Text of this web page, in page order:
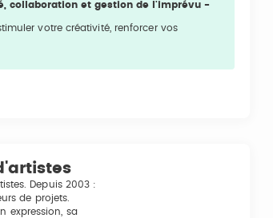
collaboration et gestion de l'imprévu -
votre créativité, renforcer vos
Depuis 2003 :
de projets.
expression, sa